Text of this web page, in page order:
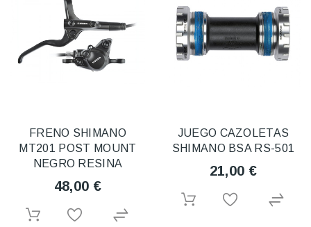
FRENO SHIMANO
MT201 POST MOUNT
NEGRO RESINA
48,00 €
JUEGO CAZOLETAS
SHIMANO BSA RS-501
21,00 €